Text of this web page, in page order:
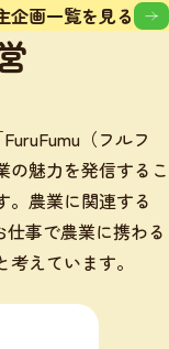
企画一覧を見る
（フルフ
の魅力を発信するこ
。農業に関連する
事で農業に携わる
えています。